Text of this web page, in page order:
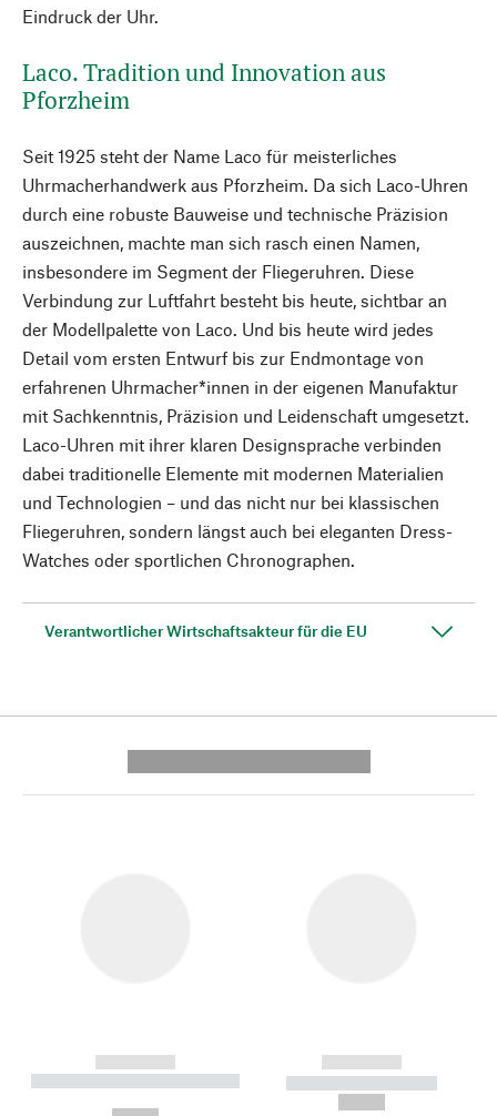
Eindruck der Uhr.
Laco. Tradition und Innovation aus
Pforzheim
Seit 1925 steht der Name Laco für meisterliches
Uhrmacherhandwerk aus Pforzheim. Da sich Laco-Uhren
durch eine robuste Bauweise und technische Präzision
auszeichnen, machte man sich rasch einen Namen,
insbesondere im Segment der Fliegeruhren. Diese
Verbindung zur Luftfahrt besteht bis heute, sichtbar an
der Modellpalette von Laco. Und bis heute wird jedes
Detail vom ersten Entwurf bis zur Endmontage von
erfahrenen Uhrmacher*innen in der eigenen Manufaktur
mit Sachkenntnis, Präzision und Leidenschaft umgesetzt.
Laco-Uhren mit ihrer klaren Designsprache verbinden
dabei traditionelle Elemente mit modernen Materialien
und Technologien – und das nicht nur bei klassischen
Fliegeruhren, sondern längst auch bei eleganten Dress-
Watches oder sportlichen Chronographen.
Verantwortlicher Wirtschaftsakteur für die EU
------------
----------- ----------- --------
------------
----------- -----------